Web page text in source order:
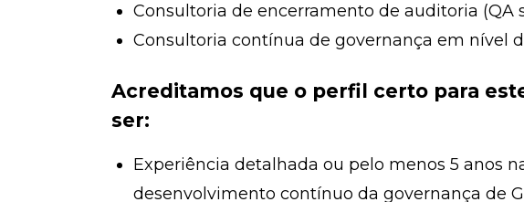
Consultoria de encerramento de auditoria (QA
Consultoria contínua de governança em nível
Acreditamos que o perfil certo para
ser:
Experiência detalhada ou pelo menos 5 anos
desenvolvimento contínuo da governança de